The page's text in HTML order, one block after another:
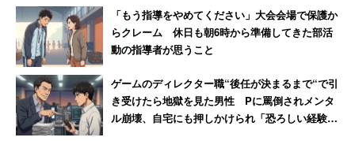
き」
などの声が寄せられた。連休は、立場や業種などによっ
て、一概に嬉しいものではないようだ。
に陥った話
気づいた「残酷な事実」
「もう指導をやめてください」大会会場で保護か
らクレーム 休日も朝6時から準備してきた部活
動の指導者が思うこと
ゲームのディレクター職“後任が決まるまで“で引
き受けたら地獄を見た男性 Pに罵倒されメンタ
ル崩壊、自宅にも押しかけられ「恐ろしい経験で